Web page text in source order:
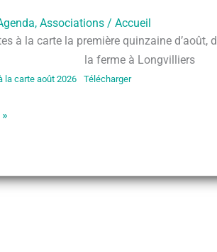
, Associations / Accueil
à la carte la première quinzaine d’août,
la ferme à Longvilliers
la carte août 2026 Télécharger